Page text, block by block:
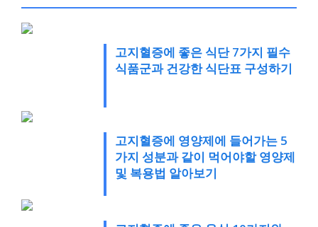
고지혈증에 좋은 식단 7가지 필수
식품군과 건강한 식단표 구성하기
고지혈증에 영양제에 들어가는 5
가지 성분과 같이 먹어야할 영양제
및 복용법 알아보기